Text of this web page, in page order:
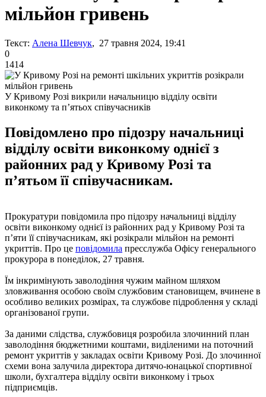
мільйон гривень
Текст: Алена Шевчук, 27 травня 2024, 19:41
0
1414
У Кривому Розі викрили начальницю відділу освіти
виконкому та п’ятьох співучасників
Повідомлено про підозру начальниці
відділу освіти виконкому однієї з
районних рад у Кривому Розі та
п’ятьом її співучасникам.
Прокуратури повідомила про підозру начальниці відділу
освіти виконкому однієї із районних рад у Кривому Розі та
п’яти її співучасникам, які розікрали мільйон на ремонті
укриттів. Про це повідомила пресслужба Офісу генерального
прокурора в понеділок, 27 травня.
Їм інкримінують заволодіння чужим майном шляхом
зловживання особою своїм службовим становищем, вчинене в
особливо великих розмірах, та службове підроблення у складі
організованої групи.
За даними слідства, службовиця розробила злочинний план
заволодіння бюджетними коштами, виділеними на поточний
ремонт укриттів у закладах освіти Кривому Розі. До злочинної
схеми вона залучила директора дитячо-юнацької спортивної
школи, бухгалтера відділу освіти виконкому і трьох
підприємців.